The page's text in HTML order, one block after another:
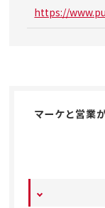
https://
マーケと営業